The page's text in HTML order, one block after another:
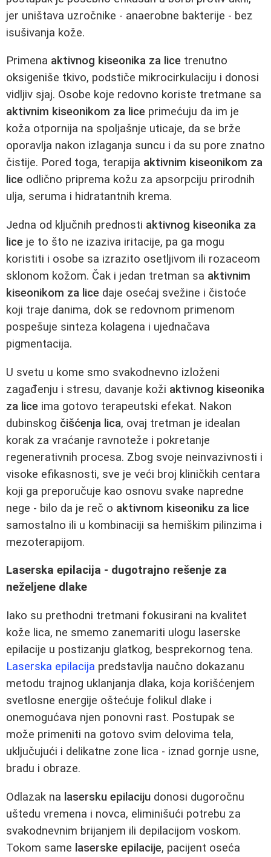
jer uništava uzročnike - anaerobne bakterije - bez
isušivanja kože.
Primena aktivnog kiseonika za lice trenutno
oksigeniše tkivo, podstiče mikrocirkulaciju i donosi
vidljiv sjaj. Osobe koje redovno koriste tretmane sa
aktivnim kiseonikom za lice primećuju da im je
koža otpornija na spoljašnje uticaje, da se brže
oporavlja nakon izlaganja suncu i da su pore znatno
čistije. Pored toga, terapija aktivnim kiseonikom za
lice odlično priprema kožu za apsorpciju prirodnih
ulja, seruma i hidratantnih krema.
Jedna od ključnih prednosti aktivnog kiseonika za
lice je to što ne izaziva iritacije, pa ga mogu
koristiti i osobe sa izrazito osetljivom ili rozaceom
sklonom kožom. Čak i jedan tretman sa aktivnim
kiseonikom za lice daje osećaj svežine i čistoće
koji traje danima, dok se redovnom primenom
pospešuje sinteza kolagena i ujednačava
pigmentacija.
U svetu u kome smo svakodnevno izloženi
zagađenju i stresu, davanje koži aktivnog kiseonika
za lice ima gotovo terapeutski efekat. Nakon
dubinskog čišćenja lica, ovaj tretman je idealan
korak za vraćanje ravnoteže i pokretanje
regenerativnih procesa. Zbog svoje neinvazivnosti i
visoke efikasnosti, sve je veći broj kliničkih centara
koji ga preporučuje kao osnovu svake napredne
nege - bilo da je reč o aktivnom kiseoniku za lice
samostalno ili u kombinaciji sa hemiškim pilinzima i
mezoterapijom.
Laserska epilacija - dugotrajno rešenje za
neželjene dlake
Iako su prethodni tretmani fokusirani na kvalitet
kože lica, ne smemo zanemariti ulogu laserske
epilacije u postizanju glatkog, besprekornog tena.
Laserska epilacija predstavlja naučno dokazanu
metodu trajnog uklanjanja dlaka, koja korišćenjem
svetlosne energije oštećuje folikul dlake i
onemogućava njen ponovni rast. Postupak se
može primeniti na gotovo svim delovima tela,
uključujući i delikatne zone lica - iznad gornje usne,
bradu i obraze.
Odlazak na lasersku epilaciju donosi dugoročnu
uštedu vremena i novca, eliminišući potrebu za
svakodnevnim brijanjem ili depilacijom voskom.
Tokom same laserske epilacije, pacijent oseća